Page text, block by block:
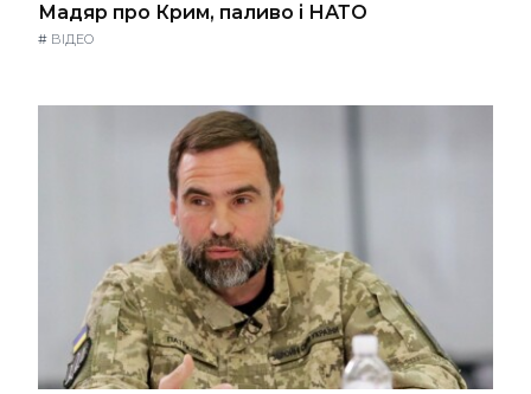
Мадяр про Крим, паливо і НАТО
# ВІДЕО